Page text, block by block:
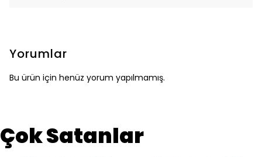
Yorumlar
Bu ürün için henüz yorum yapılmamış.
Çok Satanlar